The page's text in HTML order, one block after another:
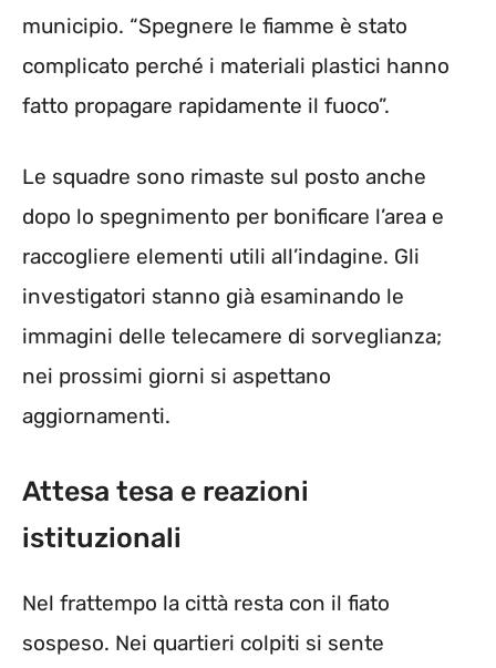
municipio. “Spegnere le fiamme è stato
complicato perché i materiali plastici hanno
fatto propagare rapidamente il fuoco”.
Le squadre sono rimaste sul posto anche
dopo lo spegnimento per bonificare l’area e
raccogliere elementi utili all’indagine. Gli
investigatori stanno già esaminando le
immagini delle telecamere di sorveglianza;
nei prossimi giorni si aspettano
aggiornamenti.
Attesa tesa e reazioni
istituzionali
Nel frattempo la città resta con il fiato
sospeso. Nei quartieri colpiti si sente